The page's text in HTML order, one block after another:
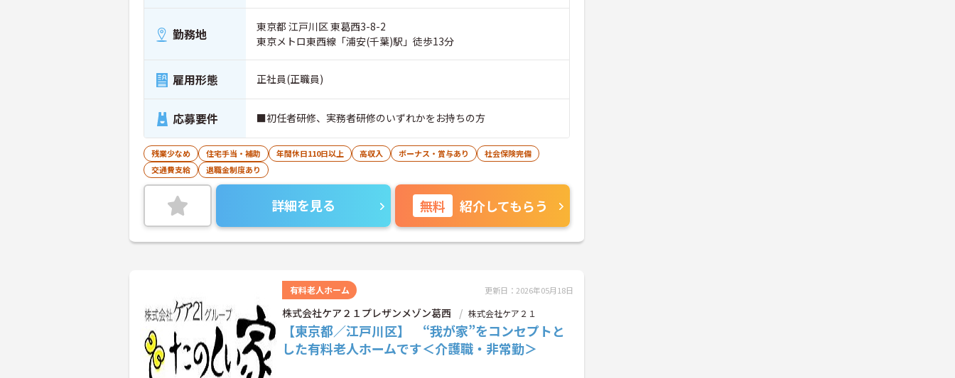
勤務地
東京都 江戸川区 東葛西3-8-2
東京メトロ東西線「浦安(千葉)駅」徒歩13分
雇用形態 正社員(正職員)
応募要件 ■初任者研修、実務者研修のいずれかをお持ちの方
残業少なめ 住宅手当・補助 年間休日110日以上 高収入 ボーナス・賞与あり
社会保険完備
交通費支給
退職金制度あり
詳細を見る 無料 紹介してもらう
有料老人ホーム 更新日：2026年05月18日
株式会社ケア２１プレザンメゾン葛西 株式会社ケア２１
【東京都／江戸川区】 “我が家”をコンセプトと
した有料老人ホームです＜介護職・非常勤＞